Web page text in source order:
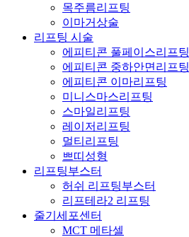
목주름리프팅
이마거상술
리프팅 시술
에피티콘 풀페이스리프팅
에피티콘 중하안면리프팅
에피티콘 이마리프팅
미니스마스리프팅
스마일리프팅
레이저리프팅
멀티리프팅
쁘띠성형
리프팅부스터
허쉬 리프팅부스터
리프테라2 리프팅
줄기세포센터
MCT 메타셀